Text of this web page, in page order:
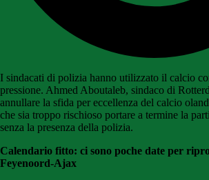
I sindacati di polizia hanno utilizzato il calcio
pressione. Ahmed Aboutaleb, sindaco di
annullare la sfida per eccellenza del calcio
che sia troppo rischioso portare a termine la
senza la presenza della polizia.
Calendario fitto: ci sono poche date per
Feyenoord-Ajax